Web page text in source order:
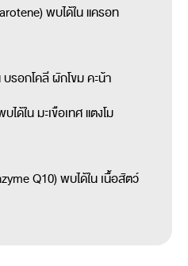
พบได้ใน แครอท
รอกโคลี ผักโขม คะน้า
ด้ใน มะเขือเทศ แตงโม
Q10) พบได้ใน เนื้อสัตว์